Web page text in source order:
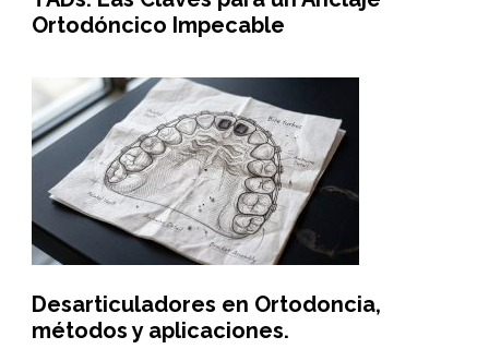
Ortodóncico Impecable
Desarticuladores en Ortodoncia,
métodos y aplicaciones.